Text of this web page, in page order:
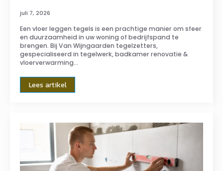
juli 7, 2026
Een vloer leggen tegels is een prachtige manier om sfeer
en duurzaamheid in uw woning of bedrijfspand te
brengen. Bij Van Wijngaarden tegelzetters,
gespecialiseerd in tegelwerk, badkamer renovatie &
vloerverwarming…
Lees artikel